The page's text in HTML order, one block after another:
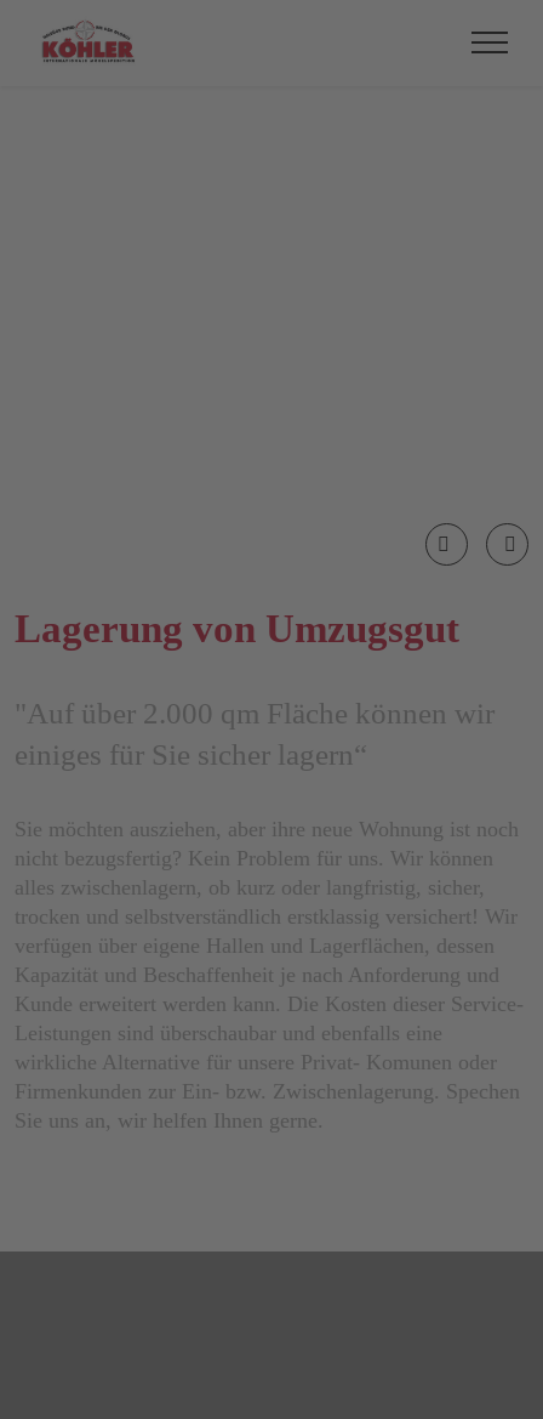
Previous
Lagerung von Umzugsgut
"Auf über 2.000 qm Fläche können wir
einiges für Sie sicher lagern“
Sie möchten ausziehen, aber ihre neue Wohnung ist noch
nicht bezugsfertig? Kein Problem für uns. Wir können
alles zwischenlagern, ob kurz oder langfristig, sicher,
trocken und selbstverständlich erstklassig versichert! Wir
verfügen über eigene Hallen und Lagerflächen, dessen
Kapazität und Beschaffenheit je nach Anforderung und
Kunde erweitert werden kann. Die Kosten dieser Service-
Leistungen sind überschaubar und ebenfalls eine
wirkliche Alternative für unsere Privat- Komunen oder
Firmenkunden zur Ein- bzw. Zwischenlagerung. Spechen
Sie uns an, wir helfen Ihnen gerne.